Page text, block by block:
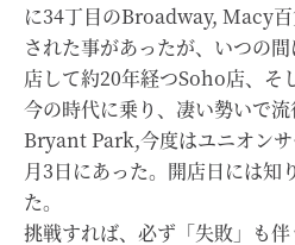
に34丁目のBroadway, Macy
された事があったが、いつの
店して約20年経つSoho店、そ
今の時代に乗り、凄い勢いで
Bryant Park,今度はユニオン
月3日にあった。開店日には知
た。
挑戦すれば、必ず「失敗」も